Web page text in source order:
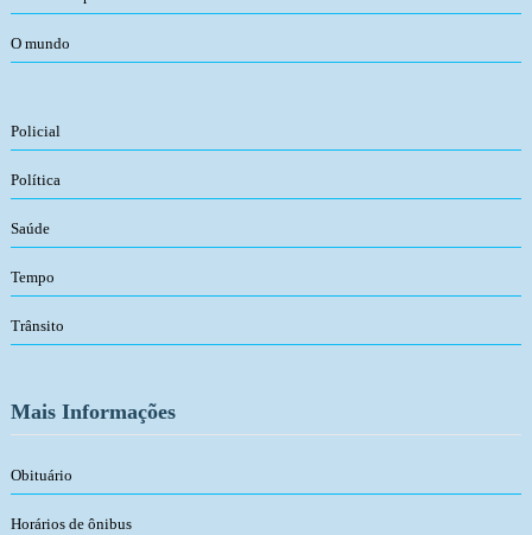
O mundo
Policial
Política
Saúde
Tempo
Trânsito
Mais Informações
Obituário
Horários de ônibus